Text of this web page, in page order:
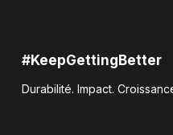
#KeepGettingBetter
Durabilité. Impact.